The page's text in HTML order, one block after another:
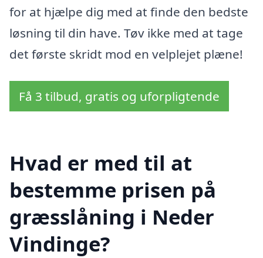
for at hjælpe dig med at finde den bedste
løsning til din have. Tøv ikke med at tage
det første skridt mod en velplejet plæne!
Få 3 tilbud, gratis og uforpligtende
Hvad er med til at
bestemme prisen på
græsslåning i Neder
Vindinge?